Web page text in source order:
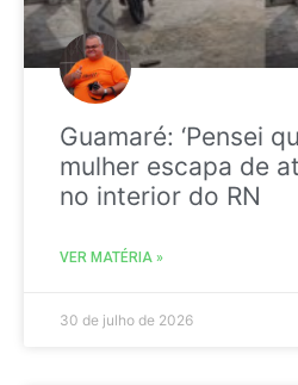
Guamaré: ‘Pensei
mulher escapa de
no interior do RN
VER MATÉRIA »
30 de julho de 2026